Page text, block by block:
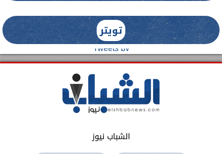
تويتر
Tweets by
الشباب نيوز